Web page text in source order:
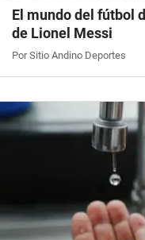
El mundo del fútbol
de Lionel Messi
Por Sitio Andino Deportes